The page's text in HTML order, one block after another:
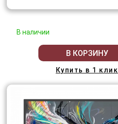
В наличии
В КОРЗИНУ
Купить в 1 клик